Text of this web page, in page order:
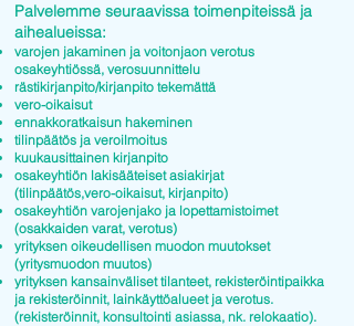
Palvelemme seuraavissa toimenpiteissä ja
aihealueissa:
varojen jakaminen ja voitonjaon verotus
osakeyhtiössä, verosuunnittelu
rästikirjanpito/kirjanpito tekemättä
vero-oikaisut
ennakkoratkaisun hakeminen
tilinpäätös ja veroilmoitus
kuukausittainen kirjanpito
osakeyhtiön lakisääteiset asiakirjat
(tilinpäätös,vero-oikaisut, kirjanpito)
osakeyhtiön varojenjako ja lopettamistoimet
(osakkaiden varat, verotus)
yrityksen oikeudellisen muodon muutokset
(yritysmuodon muutos)
yrityksen kansainväliset tilanteet, rekisteröintipaikka
ja rekisteröinnit, lainkäyttöalueet ja verotus.
(rekisteröinnit, konsultointi asiassa, nk. relokaatio).